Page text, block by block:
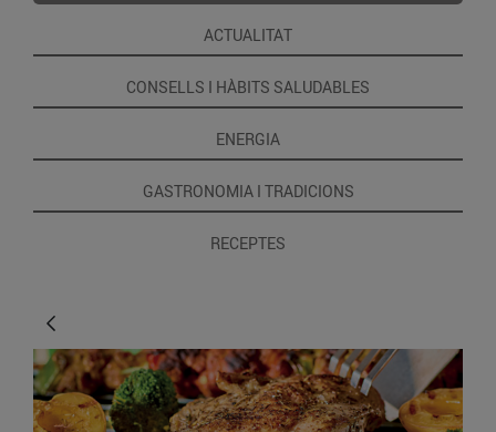
ACTUALITAT
CONSELLS I HÀBITS SALUDABLES
ENERGIA
GASTRONOMIA I TRADICIONS
RECEPTES